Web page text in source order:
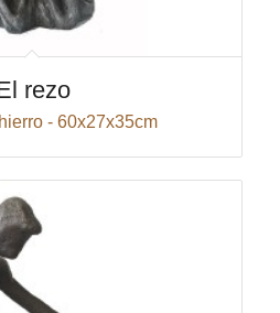
rezo
- 60x27x35cm